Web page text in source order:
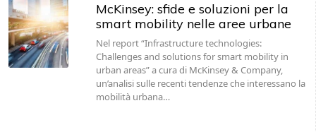
McKinsey: sfide e soluzioni per la
smart mobility nelle aree urbane
Nel report “Infrastructure technologies:
Challenges and solutions for smart mobility in
urban areas” a cura di McKinsey & Company,
un’analisi sulle recenti tendenze che interessano la
mobilità urbana…